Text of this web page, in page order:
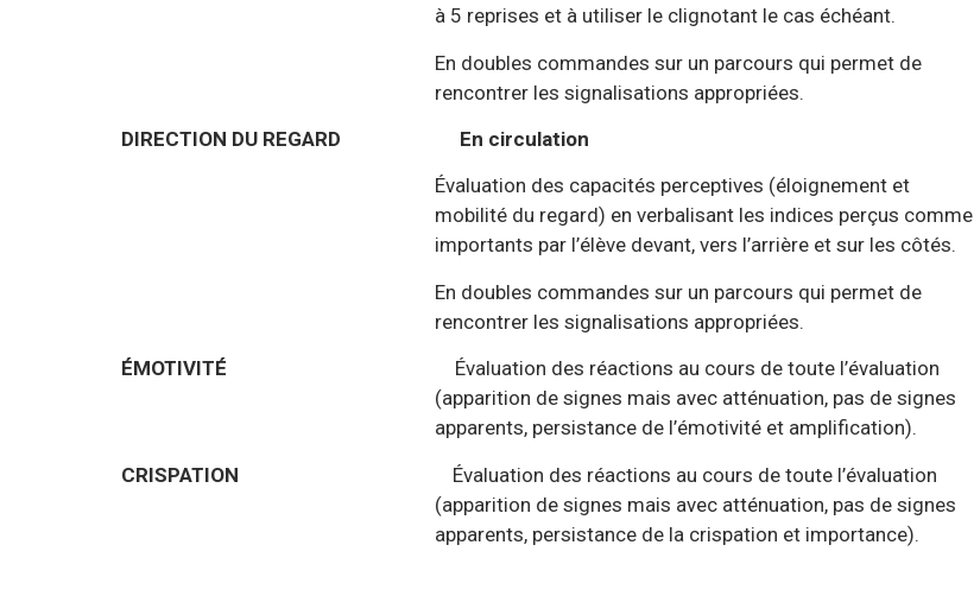
à 5 reprises et à utiliser le clignotant le cas échéant.
En doubles commandes sur un parcours qui permet de
rencontrer les signalisations appropriées.
DIRECTION DU REGARD
En circulation
Évaluation des capacités perceptives (éloignement et
mobilité du regard) en verbalisant les indices perçus comme
importants par l’élève devant, vers l’arrière et sur les côtés.
En doubles commandes sur un parcours qui permet de
rencontrer les signalisations appropriées.
ÉMOTIVITÉ Évaluation des réactions au cours de toute l’évaluation
(apparition de signes mais avec atténuation, pas de signes
apparents, persistance de l’émotivité et amplification).
CRISPATION Évaluation des réactions au cours de toute l’évaluation
(apparition de signes mais avec atténuation, pas de signes
apparents, persistance de la crispation et importance).